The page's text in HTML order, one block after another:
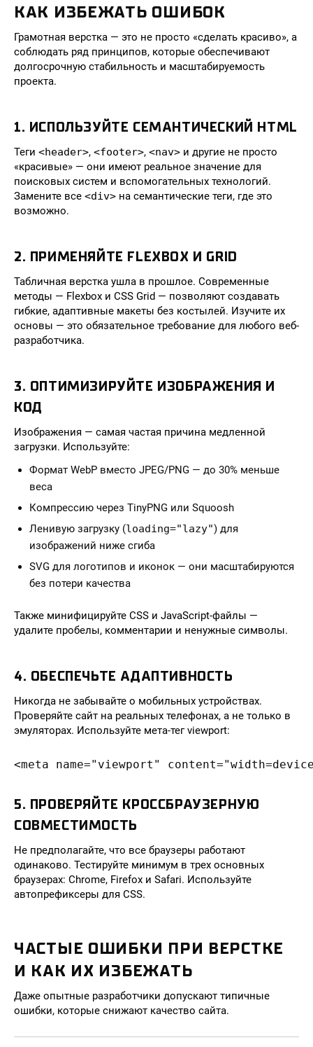
КАК ИЗБЕЖАТЬ ОШИБОК
Грамотная верстка — это не просто «сделать красиво», а
соблюдать ряд принципов, которые обеспечивают
долгосрочную стабильность и масштабируемость
проекта.
1. ИСПОЛЬЗУЙТЕ СЕМАНТИЧЕСКИЙ HTML
Теги <header>, <footer>, <nav> и другие не просто
«красивые» — они имеют реальное значение для
поисковых систем и вспомогательных технологий.
Замените все <div> на семантические теги, где это
возможно.
2. ПРИМЕНЯЙТЕ FLEXBOX И GRID
Табличная верстка ушла в прошлое. Современные
методы — Flexbox и CSS Grid — позволяют создавать
гибкие, адаптивные макеты без костылей. Изучите их
основы — это обязательное требование для любого веб-
разработчика.
3. ОПТИМИЗИРУЙТЕ ИЗОБРАЖЕНИЯ И
КОД
Изображения — самая частая причина медленной
загрузки. Используйте:
Формат WebP вместо JPEG/PNG — до 30% меньше
веса
Компрессию через TinyPNG или Squoosh
Ленивую загрузку (loading="lazy") для
изображений ниже сгиба
SVG для логотипов и иконок — они масштабируются
без потери качества
Также минифицируйте CSS и JavaScript-файлы —
удалите пробелы, комментарии и ненужные символы.
4. ОБЕСПЕЧЬТЕ АДАПТИВНОСТЬ
Никогда не забывайте о мобильных устройствах.
Проверяйте сайт на реальных телефонах, а не только в
эмуляторах. Используйте мета-тег viewport:
<meta name="viewport"
5. ПРОВЕРЯЙТЕ КРОССБРАУЗЕРНУЮ
СОВМЕСТИМОСТЬ
Не предполагайте, что все браузеры работают
одинаково. Тестируйте минимум в трех основных
браузерах: Chrome, Firefox и Safari. Используйте
автопрефиксеры для CSS.
ЧАСТЫЕ ОШИБКИ ПРИ ВЕРСТКЕ
И КАК ИХ ИЗБЕЖАТЬ
Даже опытные разработчики допускают типичные
ошибки, которые снижают качество сайта.